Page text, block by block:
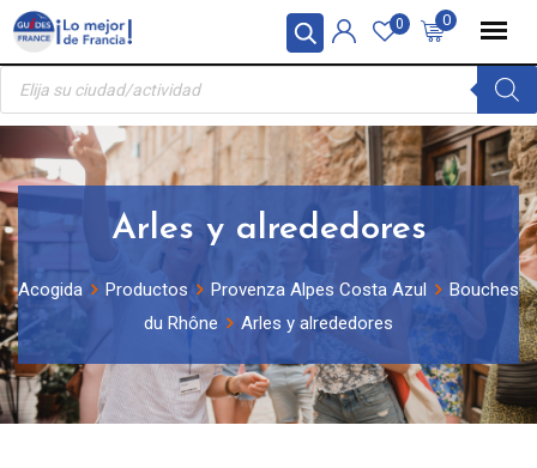
Panel de gestión de cookies
Skip
content
0
0
Búsqueda
productos
Arles y alrededores
Acogida Productos Provenza Alpes Costa Azul
Bouches
du Rhône
Arles y alrededores